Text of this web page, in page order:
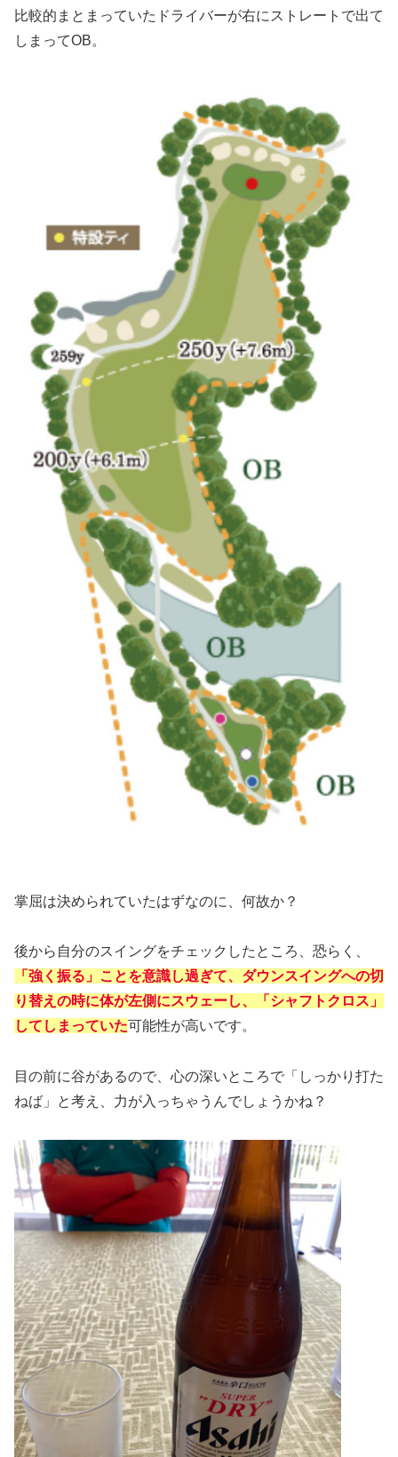
比較的まとまっていたドライバーが右にストレートで出て
しまってOB。
掌屈は決められていたはずなのに、何故か？
後から自分のスイングをチェックしたところ、恐らく、
「強く振る」ことを意識し過ぎて、ダウンスイングへの切
り替えの時に体が左側にスウェーし、
「シャフトクロス」
してしまっていた可能性が高いです。
目の前に谷があるので、心の深いところで「しっかり打た
ねば」と考え、力が入っちゃうんでしょうかね？